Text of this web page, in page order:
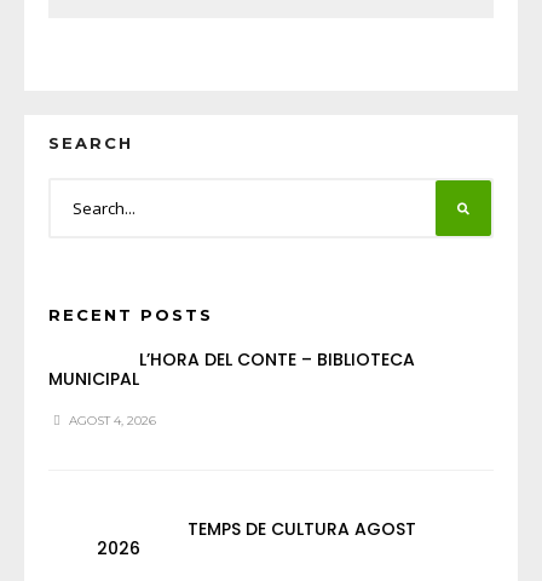
SEARCH
RECENT POSTS
L’HORA DEL CONTE – BIBLIOTECA
MUNICIPAL
AGOST 4, 2026
TEMPS DE CULTURA AGOST
2026